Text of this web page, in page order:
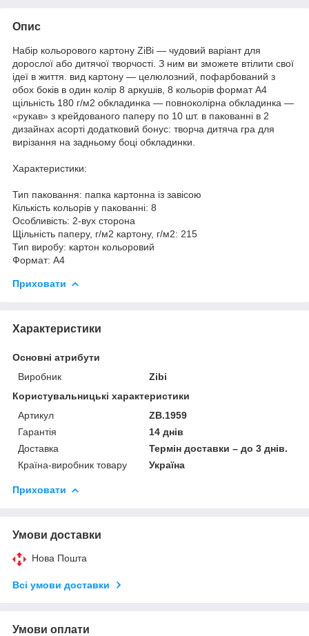
Опис
Набір кольорового картону ZiBi — чудовий варіант для
дорослої або дитячої творчості. З ним ви зможете втілити свої
ідеї в життя. вид картону — целюлозний, пофарбований з
обох боків в один колір 8 аркушів, 8 кольорів формат А4
щільність 180 г/м2 обкладинка — повноколірна обкладинка —
«рукав» з крейдованого паперу по 10 шт. в пакованні в 2
дизайнах асорті додатковий бонус: творча дитяча гра для
вирізання на задньому боці обкладинки.
Характеристики:
Тип паковання: папка картонна із завісою
Кількість кольорів у пакованні: 8
Особливість: 2-вух сторона
Щільність паперу, г/м2 картону, г/м2: 215
Тип виробу: картон кольоровий
Формат: А4
Приховати
Характеристики
Основні атрибути
Виробник
Zibi
Користувальницькі характеристики
Артикул
ZB.1959
Гарантія
14 днів
Доставка
Термін доставки – до 3 днів.
Країна-виробник товару
Україна
Приховати
Умови доставки
Нова Пошта
Всі умови доставки
Умови оплати